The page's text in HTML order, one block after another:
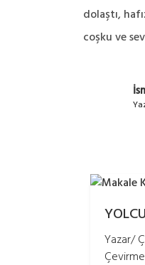
dolaştı,
coşku ve
Yazar/